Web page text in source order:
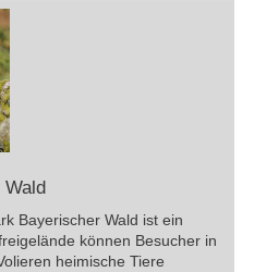
Bayerischer Wald ist ein
können Besucher in
heimische Tiere